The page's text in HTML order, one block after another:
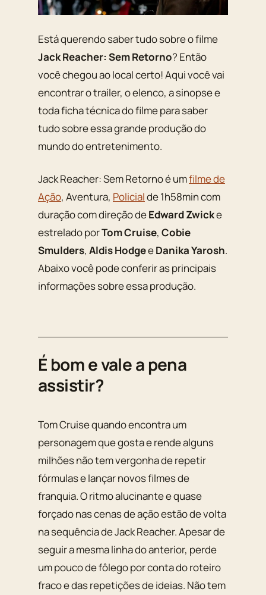
Está querendo saber tudo sobre o filme
Jack Reacher: Sem Retorno? Então
você chegou ao local certo! Aqui você vai
encontrar o trailer, o elenco, a sinopse e
toda ficha técnica do filme para saber
tudo sobre essa grande produção do
mundo do entretenimento.
Jack Reacher: Sem Retorno é umfilme de
Ação, Aventura, Policialde 1h58min com
duração com direção deEdward Zwicke
estrelado porTom Cruise, Cobie
Smulders, Aldis HodgeeDanika Yarosh.
Abaixo você pode conferir as principais
informações sobre essa produção.
É bom e vale a pena
assistir?
Tom Cruise quando encontra um
personagem que gosta e rende alguns
milhões não tem vergonha de repetir
fórmulas e lançar novos filmes de
franquia. O ritmo alucinante e quase
forçado nas cenas de ação estão de volta
na sequência de Jack Reacher. Apesar de
seguir a mesma linha do anterior, perde
um pouco de fôlego por conta do roteiro
fraco e das repetições de ideias. Não tem